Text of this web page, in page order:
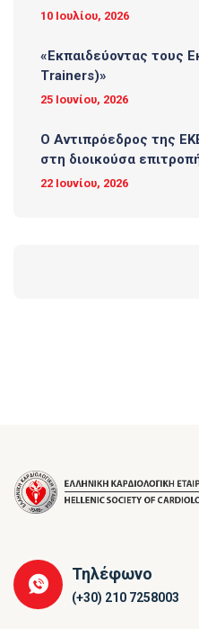
10 Ιουλίου, 2026
«Εκπαιδεύοντας τους
Trainers)»
25 Ιουνίου, 2026
O Αντιπρόεδρος της
στη διοικούσα
22 Ιουνίου, 2026
Τηλέφωνο
(+30) 210 7258003